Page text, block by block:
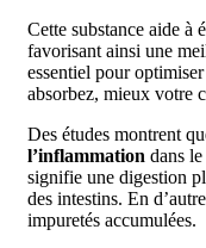
Cette substance aide à
favorisant ainsi une
essentiel pour
absorbez, mieux votre
Des études montrent
l’inflammation dans
signifie une digestion
des intestins. En
impuretés accumulées.